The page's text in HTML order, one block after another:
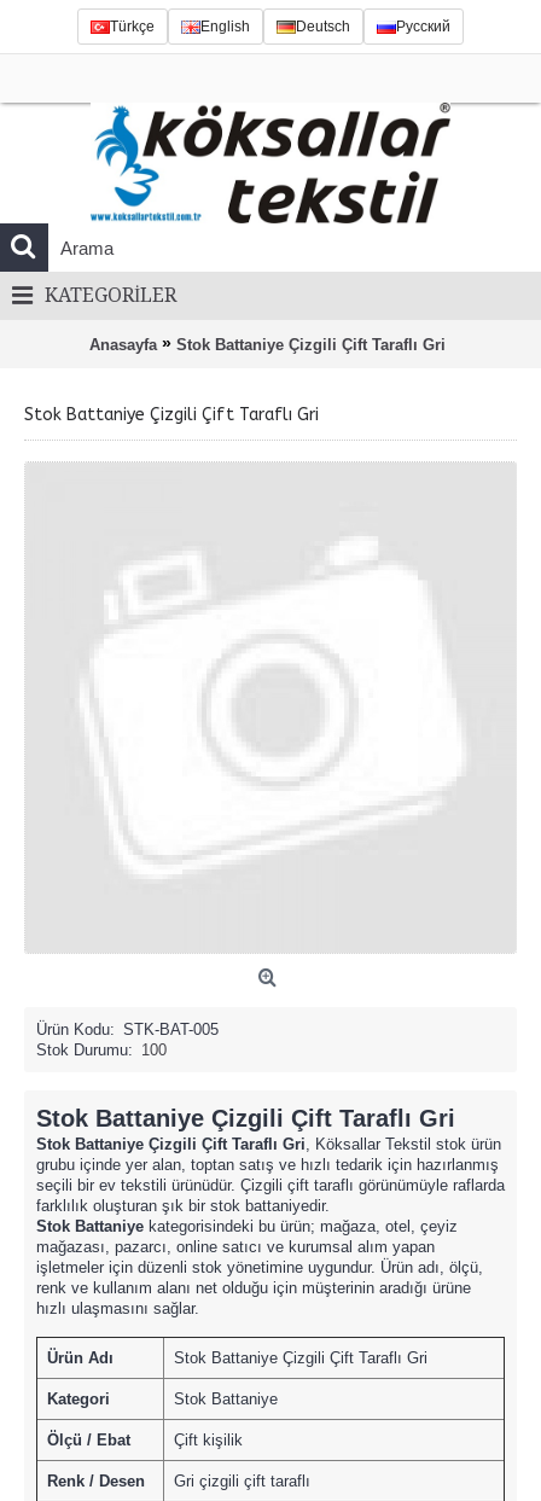
Türkçe English Deutsch Русский
KATEGORILER
Anasayfa » Stok Battaniye Çizgili Çift Taraflı Gri
Stok Battaniye Çizgili Çift Taraflı Gri
Ürün Kodu: STK-BAT-005
Stok Durumu: 100
Stok Battaniye Çizgili Çift Taraflı Gri
Stok Battaniye Çizgili Çift Taraflı Gri, Köksallar Tekstil stok ürün
grubu içinde yer alan, toptan satış ve hızlı tedarik için hazırlanmış
seçili bir ev tekstili ürünüdür. Çizgili çift taraflı görünümüyle raflarda
farklılık oluşturan şık bir stok battaniyedir.
Stok Battaniye kategorisindeki bu ürün; mağaza, otel, çeyiz
mağazası, pazarcı, online satıcı ve kurumsal alım yapan
işletmeler için düzenli stok yönetimine uygundur. Ürün adı, ölçü,
renk ve kullanım alanı net olduğu için müşterinin aradığı ürüne
hızlı ulaşmasını sağlar.
Ürün Adı Stok Battaniye Çizgili Çift Taraflı Gri
Kategori Stok Battaniye
Ölçü / Ebat Çift kişilik
Renk / Desen Gri çizgili çift taraflı